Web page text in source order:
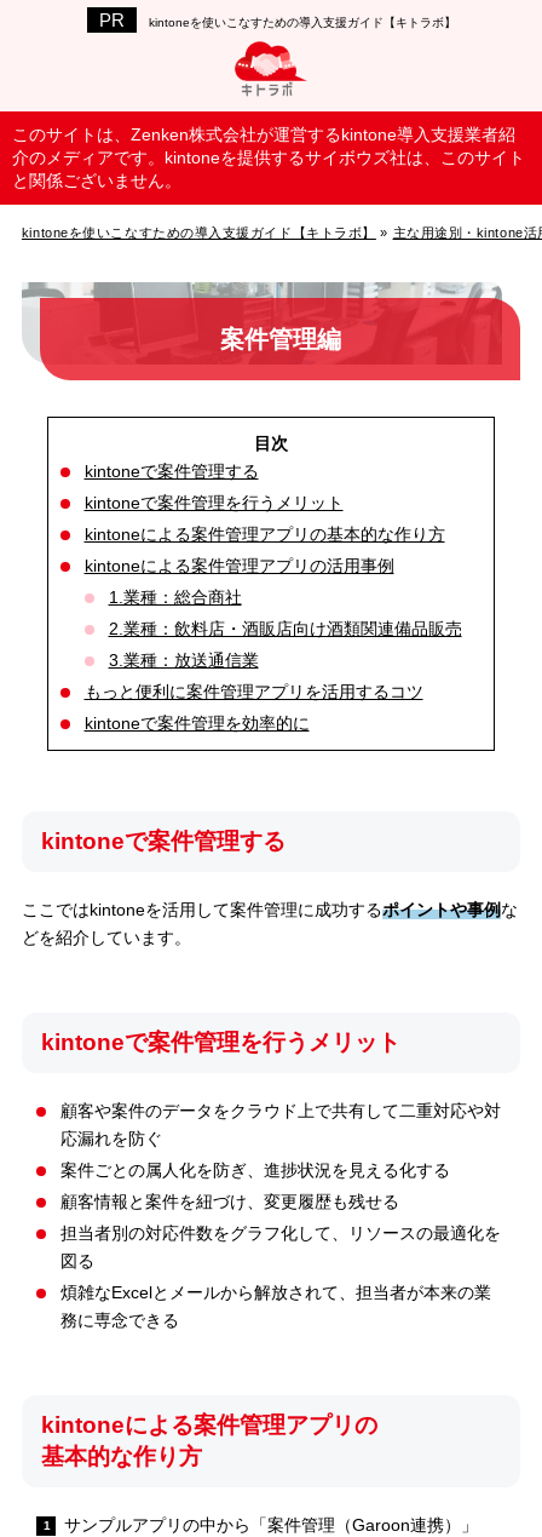
kintoneを使いこなすための導入支援ガイド【キトラボ】
このサイトは、Zenken株式会社が運営するkintone導入支援業者紹
介のメディアです。kintoneを提供するサイボウズ社は、このサイト
と関係ございません。
kintoneを使いこなすための導入支援ガイド【キトラボ】 » 主な用途別・kintone活
案件管理編
kintoneで案件管理する
kintoneで案件管理を行うメリット
kintoneによる案件管理アプリの基本的な作り方
kintoneによる案件管理アプリの活用事例
1.業種：総合商社
2.業種：飲料店・酒販店向け酒類関連備品販売
3.業種：放送通信業
もっと便利に案件管理アプリを活用するコツ
kintoneで案件管理を効率的に
kintoneで案件管理する
ここではkintoneを活用して案件管理に成功するポイントや事例な
どを紹介しています。
kintoneで案件管理を行うメリット
顧客や案件のデータをクラウド上で共有して二重対応や対
応漏れを防ぐ
案件ごとの属人化を防ぎ、進捗状況を見える化する
顧客情報と案件を紐づけ、変更履歴も残せる
担当者別の対応件数をグラフ化して、リソースの最適化を
図る
煩雑なExcelとメールから解放されて、担当者が本来の業
務に専念できる
kintoneによる案件管理アプリの
基本的な作り方
サンプルアプリの中から「案件管理（Garoon連携）」